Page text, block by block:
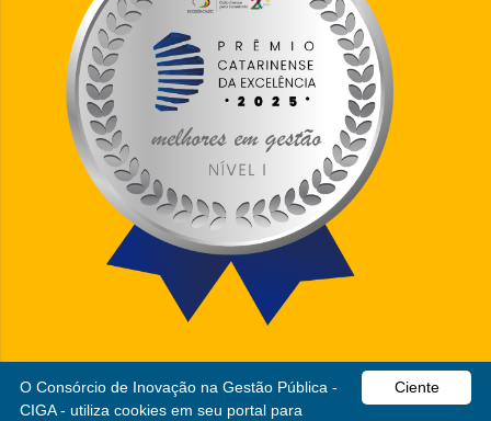
Ciente
O Consórcio de Inovação na Gestão Pública -
CIGA - utiliza cookies em seu portal para